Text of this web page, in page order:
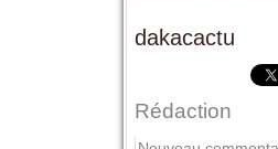
dakacactu
Rédaction